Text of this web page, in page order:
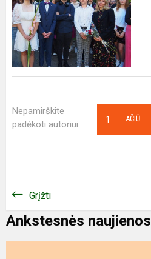
Nepamirškite
padėkoti autoriui
AČIŪ
1
Grįžti
Ankstesnės naujienos